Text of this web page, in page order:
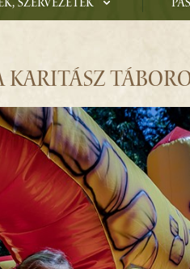
szervezetek